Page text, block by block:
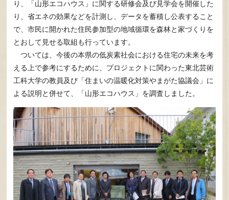
り、「山形エコハウス」に関する研修会及び見学会を開催した
り、省エネの効果などを計測し、データを蓄積し公表すること
で、市民に開かれた住民参加型の地域循環を森林と家づくりを
とおして見せる取組も行っています。
ついては、今後の本県の低炭素社会における住宅の未来を考
える上で参考にするために、プロジェクトに関わった東北芸術
工科大学の教員及び「住まいの温暖化対策やまがた協議会」に
よる説明と併せて、「山形エコハウス」を調査しました。